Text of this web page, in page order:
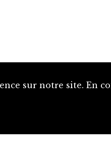
sur notre site. En